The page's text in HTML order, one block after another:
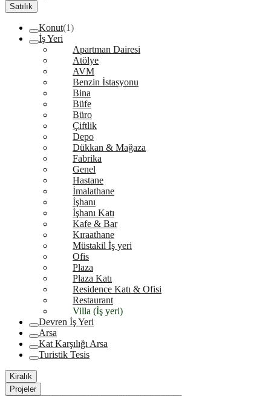
Satılık
Konut(1)
İş Yeri
Apartman Dairesi
Atölye
AVM
Benzin İstasyonu
Bina
Büfe
Büro
Çiftlik
Depo
Dükkan & Mağaza
Fabrika
Genel
Hastane
İmalathane
İşhanı
İşhanı Katı
Kafe & Bar
Kıraathane
Müstakil İş yeri
Ofis
Plaza
Plaza Katı
Residence Katı & Ofisi
Restaurant
Villa (İş yeri)
Devren İş Yeri
Arsa
Kat Karşılığı Arsa
Turistik Tesis
Kiralık
Projeler